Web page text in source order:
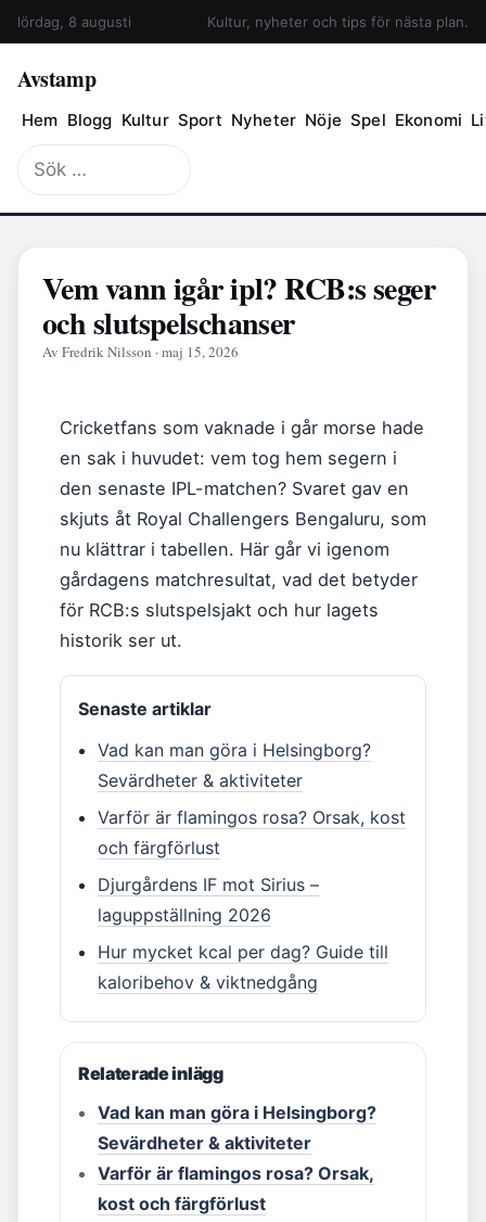
lördag, 8 augusti Kultur, nyheter och tips för nästa plan.
Avstamp
Hem Blogg Kultur Sport Nyheter Nöje Spel Ekonomi
Sök
efter:
Vem vann igår ipl? RCB:s seger
och slutspelschanser
Av Fredrik Nilsson · maj 15, 2026
Cricketfans som vaknade i går morse hade
en sak i huvudet: vem tog hem segern i
den senaste IPL-matchen? Svaret gav en
skjuts åt Royal Challengers Bengaluru, som
nu klättrar i tabellen. Här går vi igenom
gårdagens matchresultat, vad det betyder
för RCB:s slutspelsjakt och hur lagets
historik ser ut.
Senaste artiklar
Vad kan man göra i Helsingborg?
Sevärdheter & aktiviteter
Varför är flamingos rosa? Orsak, kost
och färgförlust
Djurgårdens IF mot Sirius –
laguppställning 2026
Hur mycket kcal per dag? Guide till
kaloribehov & viktnedgång
Relaterade inlägg
Vad kan man göra i Helsingborg?
Sevärdheter & aktiviteter
Varför är flamingos rosa? Orsak,
kost och färgförlust